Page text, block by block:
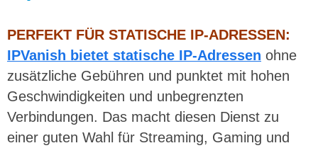
PERFEKT FÜR STATISCHE IP-ADRESSEN:
IPVanish bietet statische IP-Adressen ohne
zusätzliche Gebühren und punktet mit hohen
Geschwindigkeiten und unbegrenzten
Verbindungen. Das macht diesen Dienst zu
einer guten Wahl für Streaming, Gaming und